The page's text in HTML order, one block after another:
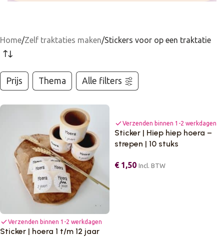
Home Zelf traktaties maken Stickers voor op een traktatie
Prijs Thema Alle filters
checkVerzenden binnen 1-2 werkdagen
Sticker | hoera 1 t/m 12 jaar
checkVerzenden binnen 1-2 werkdagen
Sticker | Hiep hiep hoera –
strepen | 10 stuks
€1,50 Incl. BTW